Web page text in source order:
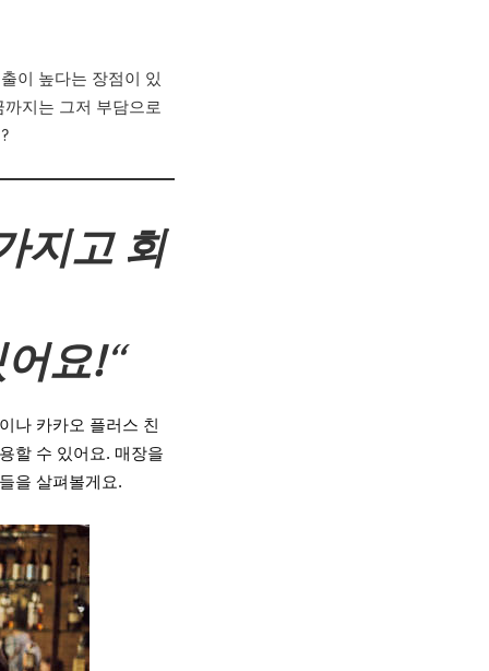
이 높다는 장점이 있
지는 그저 부담으로
지고 회
요!“
나 카카오 플러스 친
할 수 있어요. 매장을
을 살펴볼게요.